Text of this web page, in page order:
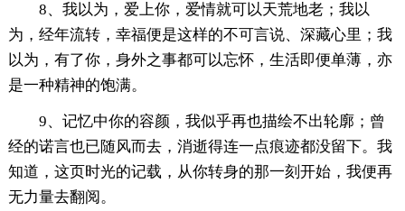
8、我以为，爱上你，爱情就可以天荒地老；我以
为，经年流转，幸福便是这样的不可言说、深藏心里；我
以为，有了你，身外之事都可以忘怀，生活即便单薄，亦
是一种精神的饱满。
9、记忆中你的容颜，我似乎再也描绘不出轮廓；曾
经的诺言也已随风而去，消逝得连一点痕迹都没留下。我
知道，这页时光的记载，从你转身的那一刻开始，我便再
无力量去翻阅。